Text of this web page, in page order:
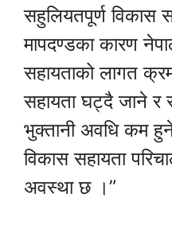
सहुलियतपूर्ण विकास
मापदण्डका कारण
सहायताको लागत
सहायता घट्दै जाने
भुक्तानी अवधि कम
विकास सहायता
अवस्था छ ।”